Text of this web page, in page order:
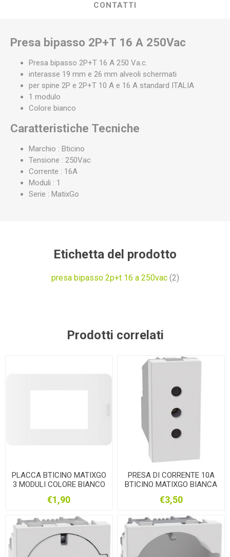
CONTATTI
Presa bipasso 2P+T 16 A 250Vac
Presa bipasso 2P+T 16 A 250 Va.c.
interasse 19 mm e 26 mm alveoli schermati
per spine 2P e 2P+T 10 A e 16 A standard ITALIA
1 modulo
Colore bianco
Caratteristiche Tecniche
Marchio : Bticino
Tensione : 250Vac
Corrente : 16A
Moduli : 1
Serie : MatixGo
Etichetta del prodotto
presa bipasso 2p+t 16 a 250vac (2)
Prodotti correlati
PLACCA BTICINO MATIXGO
3 MODULI COLORE BIANCO
€1,90
PRESA DI CORRENTE 10A
BTICINO MATIXGO BIANCA
€3,50